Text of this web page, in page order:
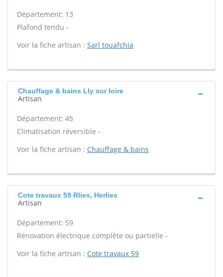
Département: 13
Plafond tendu -
Voir la fiche artisan : Sarl touafchia
Chauffage & bains Lly sur loire
Artisan
Département: 45
Climatisation réversible -
Voir la fiche artisan : Chauffage & bains
Cote travaux 59 Rlies, Herlies
Artisan
Département: 59
Rénovation électrique complète ou partielle -
Voir la fiche artisan : Cote travaux 59